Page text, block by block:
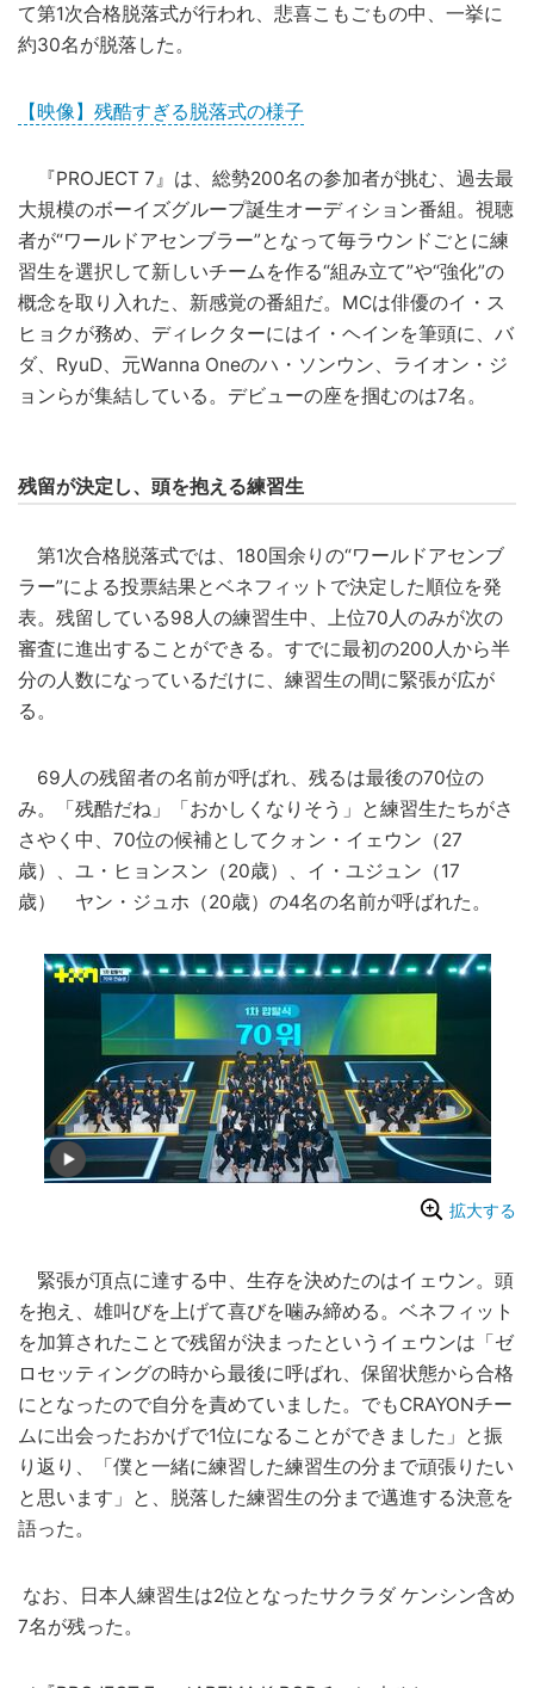
て第1次合格脱落式が行われ、悲喜こもごもの中、一挙に
約30名が脱落した。
【映像】残酷すぎる脱落式の様子
『PROJECT 7』は、総勢200名の参加者が挑む、過去最
大規模のボーイズグループ誕生オーディション番組。視聴
者が“ワールドアセンブラー”となって毎ラウンドごとに練
習生を選択して新しいチームを作る“組み立て”や“強化”の
概念を取り入れた、新感覚の番組だ。MCは俳優のイ・ス
ヒョクが務め、ディレクターにはイ・ヘインを筆頭に、バ
ダ、RyuD、元Wanna Oneのハ・ソンウン、ライオン・ジ
ョンらが集結している。デビューの座を掴むのは7名。
残留が決定し、頭を抱える練習生
第1次合格脱落式では、180国余りの“ワールドアセンブ
ラー”による投票結果とベネフィットで決定した順位を発
表。残留している98人の練習生中、上位70人のみが次の
審査に進出することができる。すでに最初の200人から半
分の人数になっているだけに、練習生の間に緊張が広が
る。
69人の残留者の名前が呼ばれ、残るは最後の70位の
み。「残酷だね」「おかしくなりそう」と練習生たちがさ
さやく中、70位の候補としてクォン・イェウン（27
歳）、ユ・ヒョンスン（20歳）、イ・ユジュン（17
歳） ヤン・ジュホ（20歳）の4名の名前が呼ばれた。
拡大する
緊張が頂点に達する中、生存を決めたのはイェウン。頭
を抱え、雄叫びを上げて喜びを噛み締める。ベネフィット
を加算されたことで残留が決まったというイェウンは「ゼ
ロセッティングの時から最後に呼ばれ、保留状態から合格
にとなったので自分を責めていました。でもCRAYONチー
ムに出会ったおかげで1位になることができました」と振
り返り、「僕と一緒に練習した練習生の分まで頑張りたい
と思います」と、脱落した練習生の分まで邁進する決意を
語った。
なお、日本人練習生は2位となったサクラダ ケンシン含め
7名が残った。